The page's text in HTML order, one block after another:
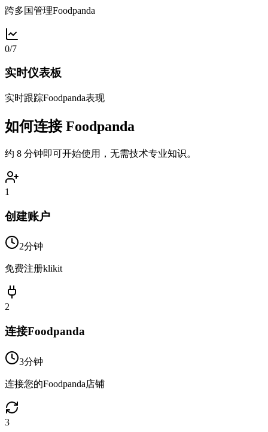
跨多国管理Foodpanda
0/7
实时仪表板
实时跟踪Foodpanda表现
如何连接 Foodpanda
约 8 分钟即可开始使用，无需技术专业知识。
1
创建账户
2分钟
免费注册klikit
2
连接Foodpanda
3分钟
连接您的Foodpanda店铺
3